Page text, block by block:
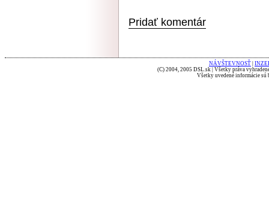
Pridať komentár
NÁVŠTEVNOSŤ
(C) 2004, 2005 DSL.sk | Všetky práva
Všetky uvedené informácie sú